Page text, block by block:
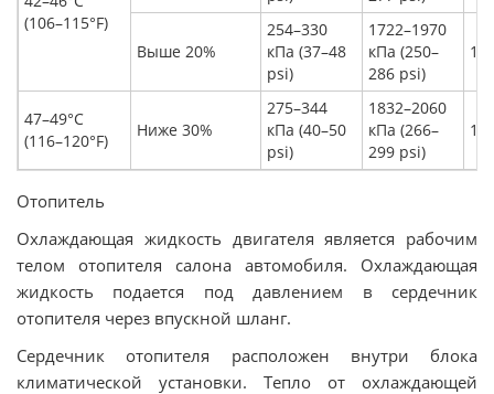
(106–115°F)
Выше 20%
254–330
кПа (37–48
psi)
1722–1970
кПа (250–
286 psi)
47–49°C
(116–120°F)
Ниже 30%
275–344
кПа (40–50
psi)
1832–2060
кПа (266–
299 psi)
Отопитель
Охлаждающая жидкость двигателя является рабочим
телом отопителя салона автомобиля. Охлаждающая
жидкость подается под давлением в сердечник
отопителя через впускной шланг.
Сердечник отопителя расположен внутри блока
климатической установки. Тепло от охлаждающей